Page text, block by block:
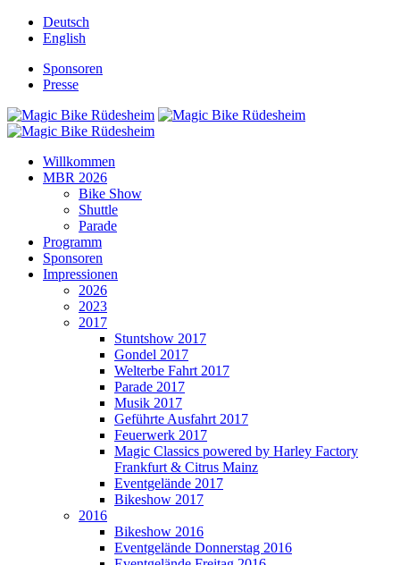
Deutsch
English
Sponsoren
Presse
Willkommen
MBR 2026
Bike Show
Shuttle
Parade
Programm
Sponsoren
Impressionen
2026
2023
2017
Stuntshow 2017
Gondel 2017
Welterbe Fahrt 2017
Parade 2017
Musik 2017
Geführte Ausfahrt 2017
Feuerwerk 2017
Magic Classics powered by Harley Factory
Frankfurt & Citrus Mainz
Eventgelände 2017
Bikeshow 2017
2016
Bikeshow 2016
Eventgelände Donnerstag 2016